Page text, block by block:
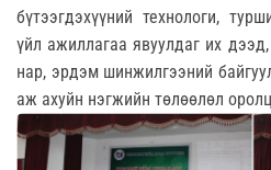
бүтээгдэхүүний технологи,
үйл ажиллагаа явуулдаг их
нар, эрдэм шинжилгээний
аж ахуйн нэгжийн төлөөлөл